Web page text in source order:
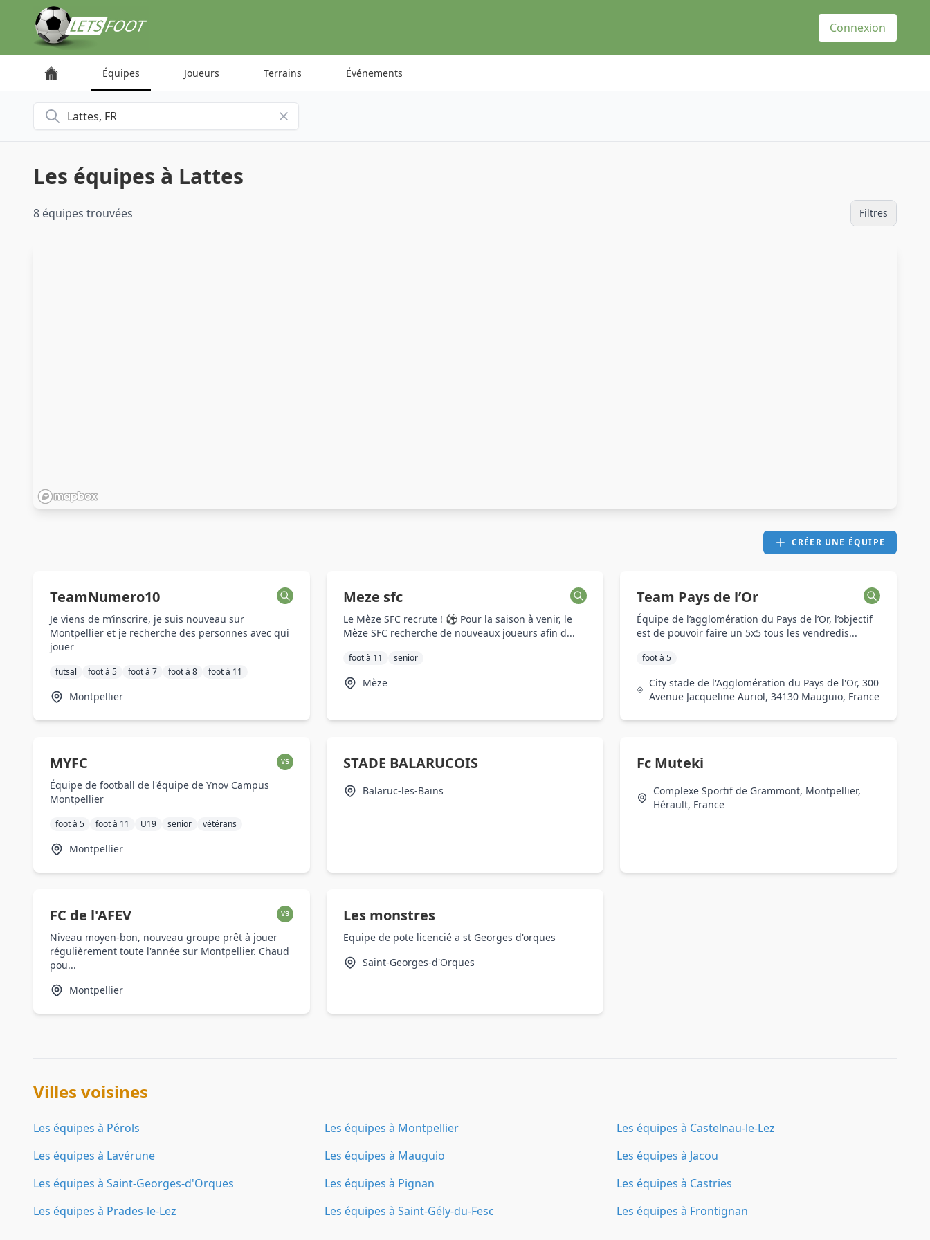
Connexion
Équipes Joueurs Terrains Événements
Rechercher une ville
Les équipes à Lattes
8 équipes trouvées Filtres
CRÉER UNE ÉQUIPE
TeamNumero10
Je viens de m’inscrire, je suis nouveau sur
Montpellier et je recherche des personnes avec qui
jouer
futsal foot à 5 foot à 7 foot à 8 foot à 11
Montpellier
Meze sfc
Le Mèze SFC recrute ! ⚽ Pour la saison à venir, le
Mèze SFC recherche de nouveaux joueurs afin d...
foot à 11 senior
Mèze
Team Pays de l’Or
Équipe de l’agglomération du Pays de l’Or, l’objectif
est de pouvoir faire un 5x5 tous les vendredis...
foot à 5
City stade de l'Agglomération du Pays de l'Or, 300
Avenue Jacqueline Auriol, 34130 Mauguio, France
MYFC VS
Équipe de football de l'équipe de Ynov Campus
Montpellier
foot à 5 foot à 11 U19 senior vétérans
Montpellier
STADE BALARUCOIS
Balaruc-les-Bains
Fc Muteki
Complexe Sportif de Grammont, Montpellier,
Hérault, France
FC de l'AFEV VS
Niveau moyen-bon, nouveau groupe prêt à jouer
régulièrement toute l'année sur Montpellier. Chaud
pou...
Montpellier
Les monstres
Equipe de pote licencié a st Georges d'orques
Saint-Georges-d'Orques
Villes voisines
Les équipes à Pérols Les équipes à Montpellier
Les équipes à Castelnau-le-Lez
Les équipes à Lavérune
Les équipes à Mauguio
Les équipes à Jacou
Les équipes à Saint-Georges-d'Orques
Les équipes à Pignan
Les équipes à Castries
Les équipes à Prades-le-Lez
Les équipes à Saint-Gély-du-Fesc Les équipes à Frontignan
Panneau de gestion des cookies